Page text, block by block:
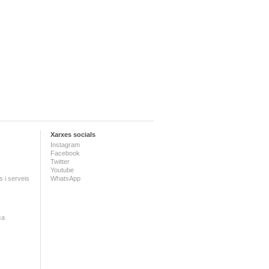
i serveis
Xarxes socials
Instagram
Facebook
Twitter
Youtube
WhatsApp